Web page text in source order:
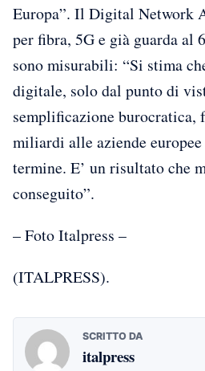
Europa”. Il Digital Network
per fibra, 5G e già guarda al
sono misurabili: “Si stima
digitale, solo dal punto di
semplificazione burocratica,
miliardi alle aziende
termine. E’ un risultato che
conseguito”.
– Foto Italpress –
(ITALPRESS).
SCRITTO DA
italpress